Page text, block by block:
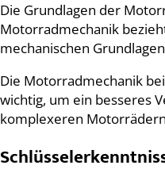
Die Grundlagen der
Motorradmechanik
mechanischen
Die Motorradmechanik
wichtig, um ein besseres
komplexeren